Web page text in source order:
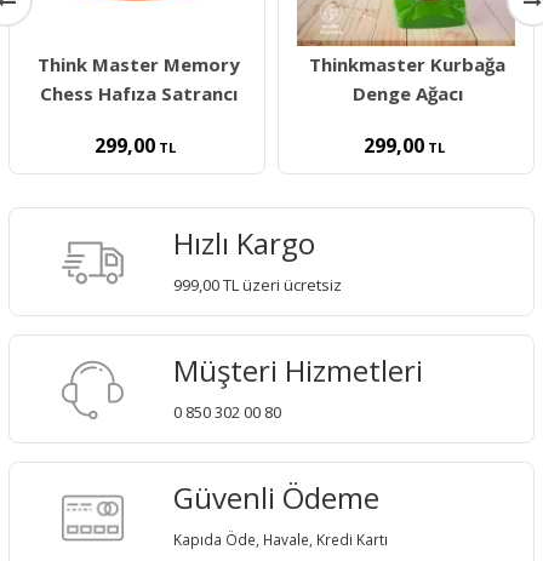
Think Master Memory
Chess Hafıza Satrancı
299,00 TL
Thinkmaster Kurbağa
Denge Ağacı
299,00 TL
Hızlı Kargo
999,00 TL üzeri ücretsiz
Müşteri Hizmetleri
0 850 302 00 80
Güvenli Ödeme
Kapıda Öde, Havale, Kredi Kartı